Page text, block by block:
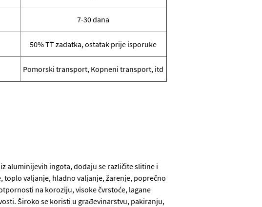
7-30 dana
50% TT zadatka, ostatak prije isporuke
Pomorski transport, Kopneni transport, itd
aluminijevih ingota, dodaju se različite slitine i
valjanje, hladno valjanje, žarenje, poprečno
na koroziju, visoke čvrstoće, lagane
Široko se koristi u građevinarstvu, pakiranju,